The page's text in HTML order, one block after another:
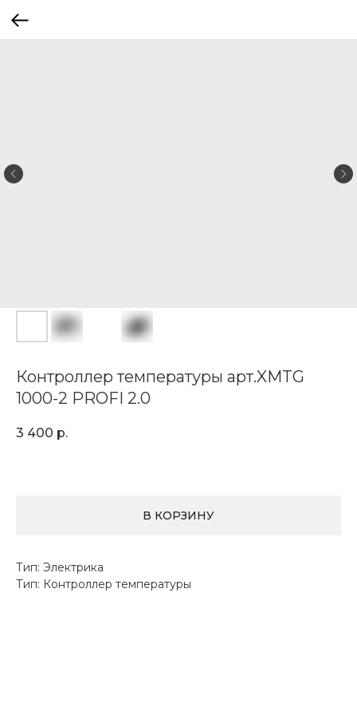
Контроллер температуры арт.XMTG
1000-2 PROFI 2.0
3 400 р.
В КОРЗИНУ
Тип: Электрика
Тип: Контроллер температуры